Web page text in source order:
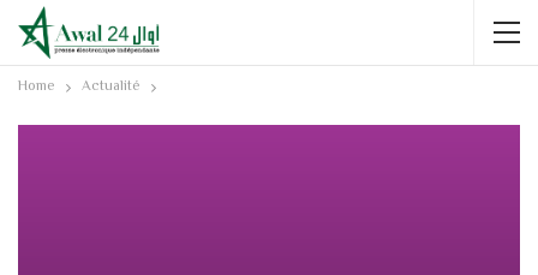
Home Actualité